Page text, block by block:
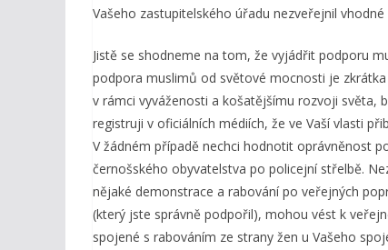
Vašeho zastupitelského úřadu nezveřejnil
Jistě se shodneme na tom, že vyjádřit podporu
podpora muslimů od světové mocnosti je
v rámci vyváženosti a košatějšímu rozvoji světa,
registruji v oficiálních médiích, že ve Vaší vlasti
V žádném případě nechci hodnotit oprávněnost
černošského obyvatelstva po policejní střelbě.
nějaké demonstrace a rabování po veřejných
(který jste správně podpořil), mohou vést k
spojené s rabováním ze strany žen u Vašeho